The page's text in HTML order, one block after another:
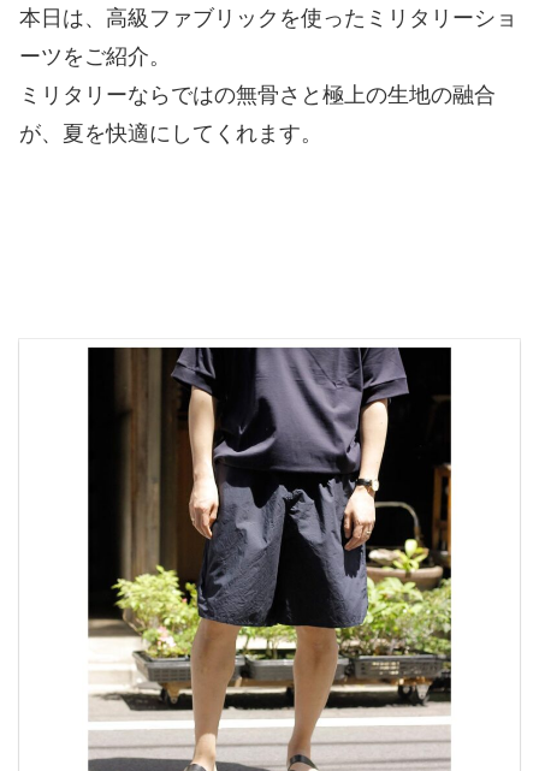
本日は、高級ファブリックを使ったミリタリーショ
ーツをご紹介。
ミリタリーならではの無骨さと極上の生地の融合
が、夏を快適にしてくれます。